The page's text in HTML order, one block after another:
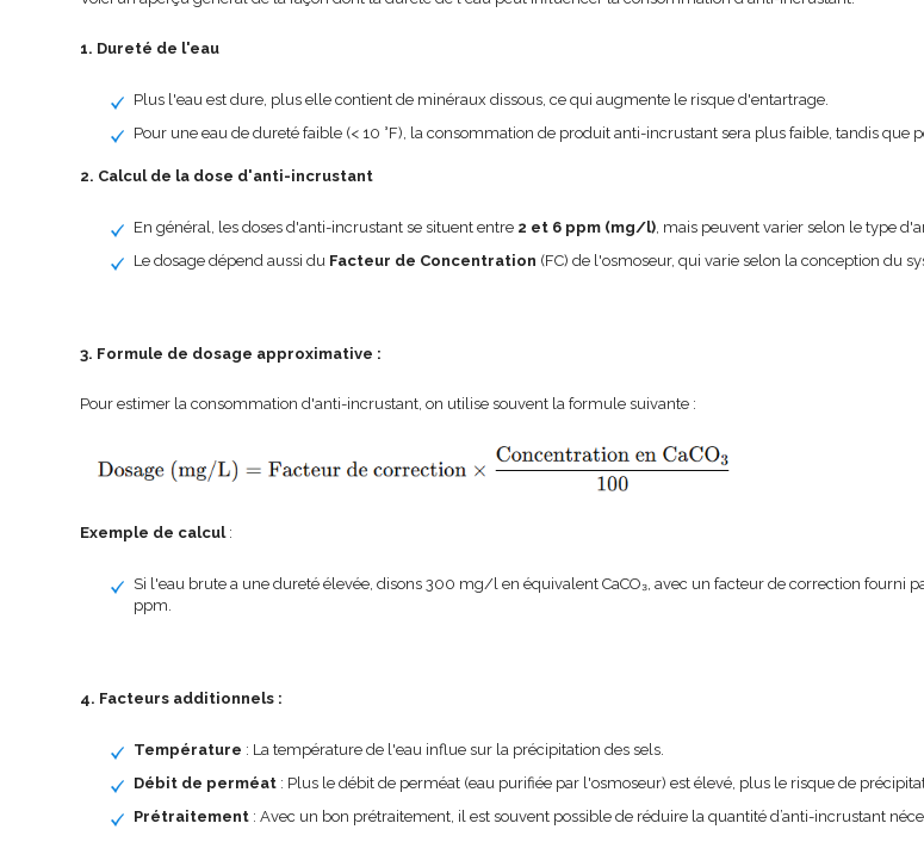
1. Dureté de l'eau
Plus l'eau est dure, plus elle contient de minéraux dissous, ce qui augmente le risque d'entartrage.
Pour une eau de dureté faible (< 10 °F), la consommation de produit anti-incrustant sera plus faible, tandis que
2. Calcul de la dose d'anti-incrustant
En général, les doses d'anti-incrustant se situent entre 2 et 6 ppm (mg/l) , mais peuvent varier selon le type
Le dosage dépend aussi du Facteur de Concentration (FC) de l'osmoseur, qui varie selon la conception du
3. Formule de dosage approximative :
Pour estimer la consommation d'anti-incrustant, on utilise souvent la formule suivante :
Exemple de calcul:
Si l'eau brute a une dureté élevée, disons 300 mg/l en équivalent CaCO₃, avec un facteur de correction
ppm.
4. Facteurs additionnels :
Température : La température de l'eau influe sur la précipitation des sels.
Débit de perméat : Plus le débit de perméat (eau purifiée par l'osmoseur) est élevé, plus le risque de
Prétraitement : Avec un bon prétraitement, il est souvent possible de réduire la quantité d’anti-incrustant